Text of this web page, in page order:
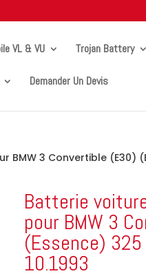
VL & VU Trojan Battery
Demander Un Devis
BMW 3 Convertible (E30)
Batterie voiture
pour BMW 3
(Essence)
10.1993